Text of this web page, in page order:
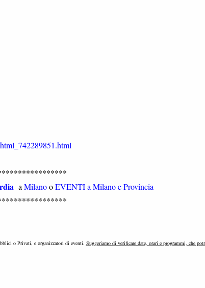
a MilanooEVENTI a Milano e Provincia
o Privati, e organizzatori di eventi. Suggeriamo di verificare date, orari e programmi, che